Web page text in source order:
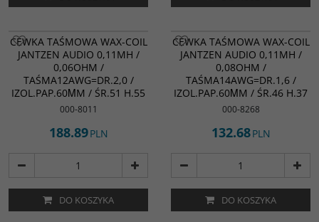
CEWKA TAŚMOWA WAX-COIL
JANTZEN AUDIO 0,11MH /
0,06OHM /
TAŚMA12AWG=DR.2,0 /
IZOL.PAP.60ΜM / ŚR.51 H.55
000-8011
188.89PLN
DO KOSZYKA
CEWKA TAŚMOWA WAX-COIL
JANTZEN AUDIO 0,11MH /
0,08OHM /
TAŚMA14AWG=DR.1,6 /
IZOL.PAP.60ΜM / ŚR.46 H.37
000-8268
132.68PLN
DO KOSZYKA